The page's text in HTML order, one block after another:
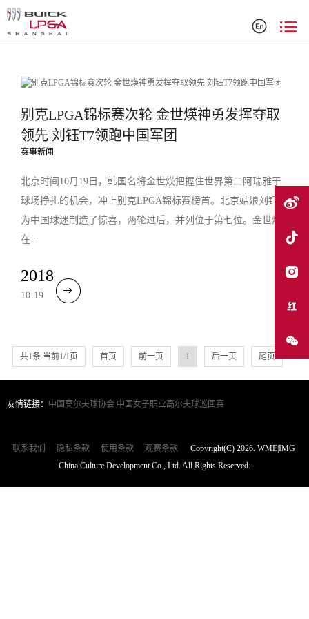
别克LPGA锦标赛次轮 金世煐神勇发挥夺取
领先 刘钰T7领跑中国军团
赛事新闻
北京时间10月19日，韩国名将金世煐把握住世界第二阿瑞雅于
球场挣扎的机会，冲上别克LPGA锦标赛榜首。北京姑娘刘钰也
为中国球迷制造了惊喜，两轮过后，并列位于第七位。金世煐
在...
2018
10-19
共1条 当前1/1页 首页 前一页 1 后一页 尾页
友情链接： 中国高尔夫球协会 中国女子职业高尔夫球巡回赛
联系我们 隐私条款 使用条款 观赛条款
Copyright(C) 2026. WME|IMG
China Culture Development Co., Ltd. All Rights Reserved.